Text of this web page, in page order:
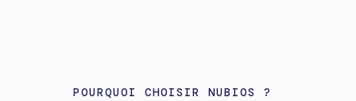
POURQUOI CHOISIR NUBIOS ?